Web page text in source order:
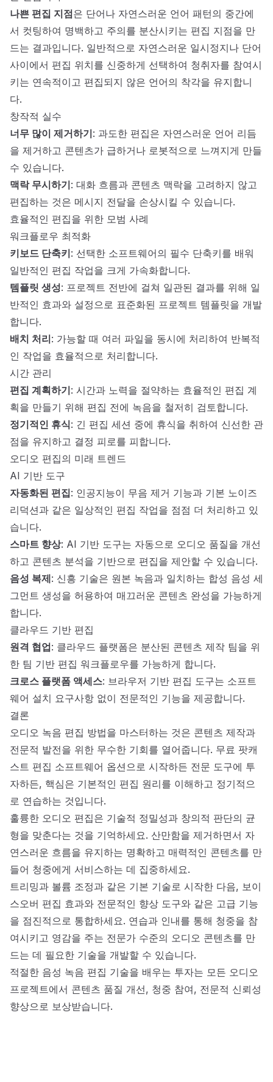
나쁜 편집 지점은 단어나 자연스러운 언어 패턴의 중간에
서 컷팅하여 명백하고 주의를 분산시키는 편집 지점을 만
드는 결과입니다. 일반적으로 자연스러운 일시정지나 단어
사이에서 편집 위치를 신중하게 선택하여 청취자를 참여시
키는 연속적이고 편집되지 않은 언어의 착각을 유지합니
다.
창작적 실수
너무 많이 제거하기: 과도한 편집은 자연스러운 언어 리듬
을 제거하고 콘텐츠가 급하거나 로봇적으로 느껴지게 만들
수 있습니다.
맥락 무시하기: 대화 흐름과 콘텐츠 맥락을 고려하지 않고
편집하는 것은 메시지 전달을 손상시킬 수 있습니다.
효율적인 편집을 위한 모범 사례
워크플로우 최적화
키보드 단축키: 선택한 소프트웨어의 필수 단축키를 배워
일반적인 편집 작업을 크게 가속화합니다.
템플릿 생성: 프로젝트 전반에 걸쳐 일관된 결과를 위해 일
반적인 효과와 설정으로 표준화된 프로젝트 템플릿을 개발
합니다.
배치 처리: 가능할 때 여러 파일을 동시에 처리하여 반복적
인 작업을 효율적으로 처리합니다.
시간 관리
편집 계획하기: 시간과 노력을 절약하는 효율적인 편집 계
획을 만들기 위해 편집 전에 녹음을 철저히 검토합니다.
정기적인 휴식: 긴 편집 세션 중에 휴식을 취하여 신선한 관
점을 유지하고 결정 피로를 피합니다.
오디오 편집의 미래 트렌드
AI 기반 도구
자동화된 편집: 인공지능이 무음 제거 기능과 기본 노이즈
리덕션과 같은 일상적인 편집 작업을 점점 더 처리하고 있
습니다.
스마트 향상: AI 기반 도구는 자동으로 오디오 품질을 개선
하고 콘텐츠 분석을 기반으로 편집을 제안할 수 있습니다.
음성 복제: 신흥 기술은 원본 녹음과 일치하는 합성 음성 세
그먼트 생성을 허용하여 매끄러운 콘텐츠 완성을 가능하게
합니다.
클라우드 기반 편집
원격 협업: 클라우드 플랫폼은 분산된 콘텐츠 제작 팀을 위
한 팀 기반 편집 워크플로우를 가능하게 합니다.
크로스 플랫폼 액세스: 브라우저 기반 편집 도구는 소프트
웨어 설치 요구사항 없이 전문적인 기능을 제공합니다.
결론
오디오 녹음 편집 방법을 마스터하는 것은 콘텐츠 제작과
전문적 발전을 위한 무수한 기회를 열어줍니다. 무료 팟캐
스트 편집 소프트웨어 옵션으로 시작하든 전문 도구에 투
자하든, 핵심은 기본적인 편집 원리를 이해하고 정기적으
로 연습하는 것입니다.
훌륭한 오디오 편집은 기술적 정밀성과 창의적 판단의 균
형을 맞춘다는 것을 기억하세요. 산만함을 제거하면서 자
연스러운 흐름을 유지하는 명확하고 매력적인 콘텐츠를 만
들어 청중에게 서비스하는 데 집중하세요.
트리밍과 볼륨 조정과 같은 기본 기술로 시작한 다음, 보이
스오버 편집 효과와 전문적인 향상 도구와 같은 고급 기능
을 점진적으로 통합하세요. 연습과 인내를 통해 청중을 참
여시키고 영감을 주는 전문가 수준의 오디오 콘텐츠를 만
드는 데 필요한 기술을 개발할 수 있습니다.
적절한 음성 녹음 편집 기술을 배우는 투자는 모든 오디오
프로젝트에서 콘텐츠 품질 개선, 청중 참여, 전문적 신뢰성
향상으로 보상받습니다.